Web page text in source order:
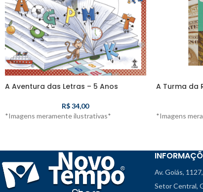
A Aventura das Letras – 5 Anos
R$34,00
*Imagens meramente ilustrativas*
A Turma da
*Imagens
Av. Goiás,
Setor Central,